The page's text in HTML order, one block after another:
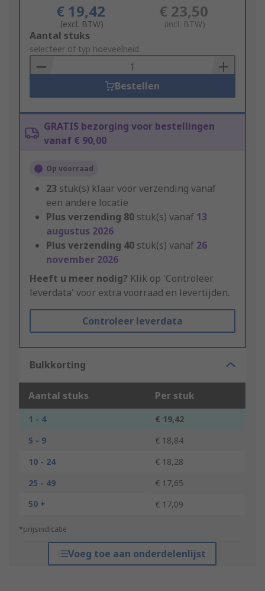
€ 19,42
(excl. BTW)
€ 23,50
(incl. BTW)
Add
to
Basket
Aantal stuks
selecteer of typ hoeveelheid
Bestellen
GRATIS bezorging voor bestellingen
vanaf € 90,00
Op voorraad
23 stuk(s) klaar voor verzending vanaf
een andere locatie
Plus verzending 80 stuk(s) vanaf 13
augustus 2026
Plus verzending 40 stuk(s) vanaf 26
november 2026
Heeft u meer nodig? Klik op 'Controleer
leverdata' voor extra voorraad en levertijden.
Controleer leverdata
Bulkkorting
Aantal stuks Per stuk
1 - 4
€ 19,42
5 - 9
€ 18,84
10 - 24
€ 18,28
25 - 49
€ 17,65
50 +
€ 17,09
*prijsindicatie
Voeg toe aan onderdelenlijst